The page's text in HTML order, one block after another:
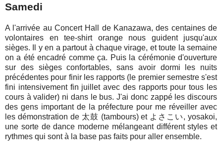
Samedi
A l'arrivée au Concert Hall de Kanazawa, des centaines de
volontaires en tee-shirt orange nous guident jusqu'aux
sièges. Il y en a partout à chaque virage, et toute la semaine
on a été encadré comme ça. Puis la cérémonie d'ouverture
sur des sièges confortables, sans avoir dormi les nuits
précédentes pour finir les rapports (le premier semestre s'est
fini intensivement fin juillet avec des rapports pour tous les
cours à valider) ni dans le bus. J'ai donc zappé les discours
des gens important de la préfecture pour me réveiller avec
les démonstration de 太鼓 (tambours) et よさこい, yosakoi,
une sorte de dance moderne mélangeant différent styles et
rythmes qui sont à la base pas faits pour aller ensemble.